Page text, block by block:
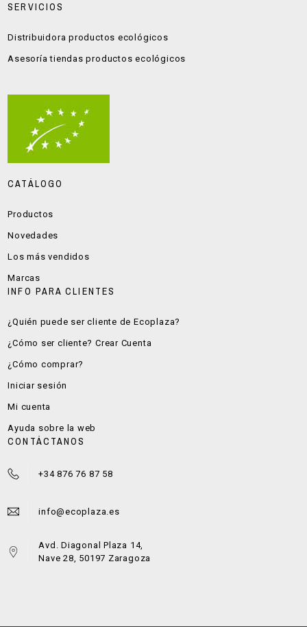
SERVICIOS
Distribuidora productos ecológicos
Asesoría tiendas productos ecológicos
CATÁLOGO
Productos
Novedades
Los más vendidos
Marcas
INFO PARA CLIENTES
¿Quién puede ser cliente de Ecoplaza?
¿Cómo ser cliente? Crear Cuenta
¿Cómo comprar?
Iniciar sesión
Mi cuenta
Ayuda sobre la web
CONTÁCTANOS
+34 876 76 87 58
info@ecoplaza.es
Avd. Diagonal Plaza 14,
Nave 28, 50197 Zaragoza